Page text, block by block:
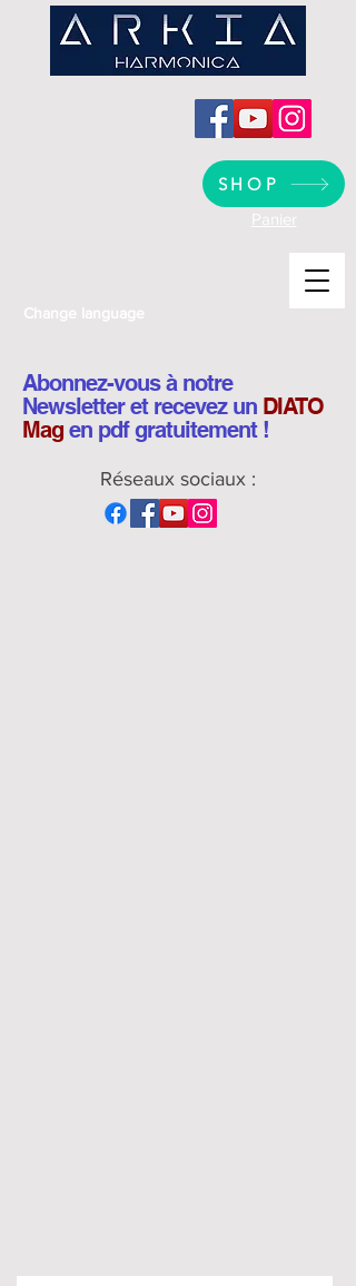
SHOP
Panier
Change language
Abonnez-vous à notre
Newsletter et recevez un DIATO
Mag en pdf gratuitement !
Réseaux sociaux :